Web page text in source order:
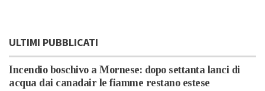
ULTIMI PUBBLICATI
Incendio boschivo a Mornese: dopo settanta lanci di
acqua dai canadair le fiamme restano estese